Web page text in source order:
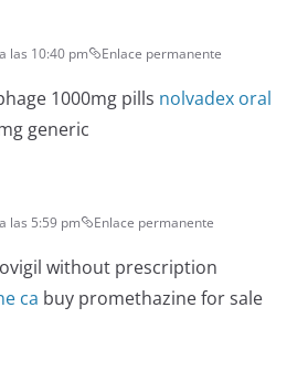
las 10:40 pm Enlace permanente
1000mg pills nolvadex oral
generic
las 5:59 pm Enlace permanente
without prescription
ca buy promethazine for sale